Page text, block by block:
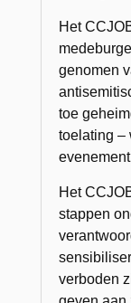
Het
genomen
toe
toelating –
Het
stappen
verboden